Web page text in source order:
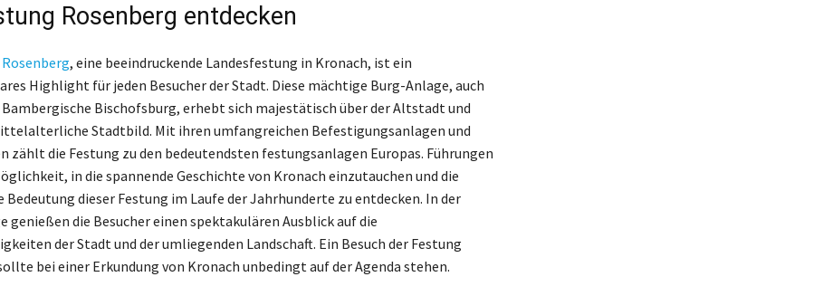
Rosenberg entdecken
, eine beeindruckende Landesfestung in Kronach, ist ein
Highlight für jeden Besucher der Stadt. Diese mächtige Burg-Anlage, auch
Bischofsburg, erhebt sich majestätisch über der Altstadt und
Stadtbild. Mit ihren umfangreichen Befestigungsanlagen und
zählt die Festung zu den bedeutendsten festungsanlagen Europas. Führungen
in die spannende Geschichte von Kronach einzutauchen und die
dieser Festung im Laufe der Jahrhunderte zu entdecken. In der
genießen die Besucher einen spektakulären Ausblick auf die
der Stadt und der umliegenden Landschaft. Ein Besuch der Festung
bei einer Erkundung von Kronach unbedingt auf der Agenda stehen.